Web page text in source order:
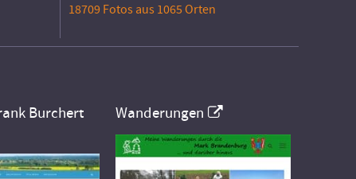
18709 Fotos aus 1065 Orten
Burchert Wanderungen